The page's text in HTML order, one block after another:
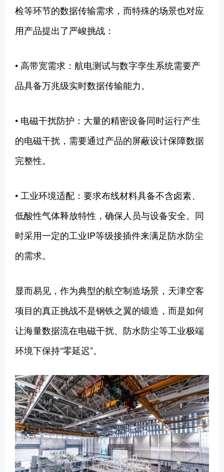
检等环节的数据传输需求，而特殊的场景也对应
用产品提出了严峻挑战：
• 高带宽需求：航电测试与数字孪生系统需要产
品具备万兆级实时数据传输能力。
• 电磁干扰防护：大量的精密设备同时运行产生
的电磁干扰，需要通过产品的屏蔽设计保障数据
完整性。
• 工业环境适配：要求布线材料具备不含卤素、
低酸性气体释放特性，确保人员与设备安全。同
时采用一定的工业IP等级接插件来满足防水防尘
的需求。
显而易见，作为典型的航空制造场景，天津空客
项目的真正挑战不是钢铁之翼的锻造，而是如何
让海量数据流在电磁干扰、防水防尘等工业极端
环境下保持“零延迟”。